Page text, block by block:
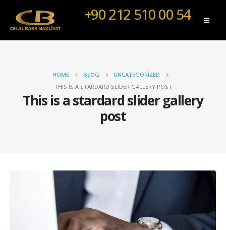
+90 212 510 00 54
HOME BLOG
UNCATEGORIZED
THIS IS A STARDARD SLIDER GALLERY POST
This is a stardard slider gallery
post